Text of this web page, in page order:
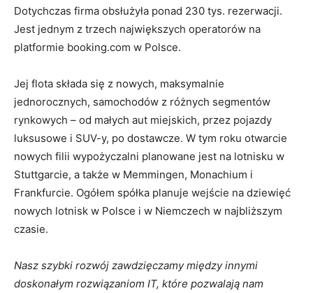
Dotychczas firma obsłużyła ponad 230 tys. rezerwacji.
Jest jednym z trzech największych operatorów na
platformie booking.com w Polsce.
Jej flota składa się z nowych, maksymalnie
jednorocznych, samochodów z różnych segmentów
rynkowych – od małych aut miejskich, przez pojazdy
luksusowe i SUV-y, po dostawcze. W tym roku otwarcie
nowych filii wypożyczalni planowane jest na lotnisku w
Stuttgarcie, a także w Memmingen, Monachium i
Frankfurcie. Ogółem spółka planuje wejście na dziewięć
nowych lotnisk w Polsce i w Niemczech w najbliższym
czasie.
Nasz szybki rozwój zawdzięczamy między innymi
doskonałym rozwiązaniom IT, które pozwalają nam